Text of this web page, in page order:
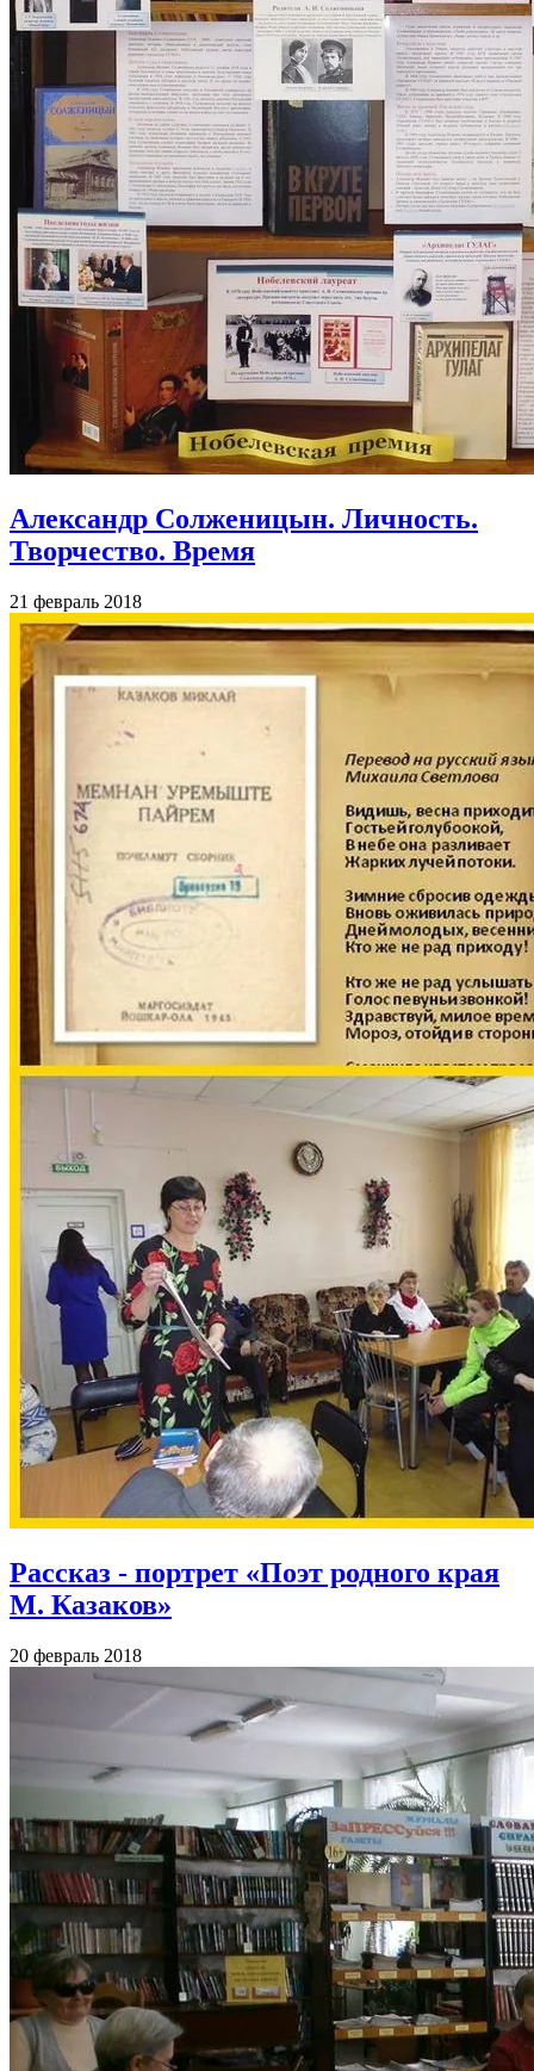
Александр Солженицын. Личность.
Творчество. Время
21 февраль 2018
Рассказ - портрет «Поэт родного края
М. Казаков»
20 февраль 2018